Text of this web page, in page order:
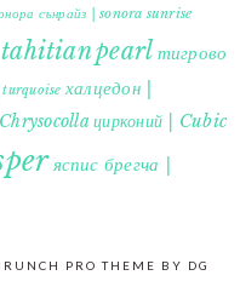
сънрайз | sonora sunrise
tahitian pearl тигрово
халцедон |
цирконий | Cubic
яспис брегча |
PRO THEME BY DG